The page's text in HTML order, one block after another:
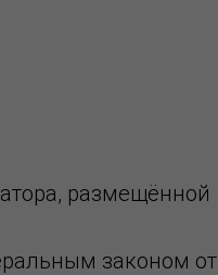
размещённой
законом от